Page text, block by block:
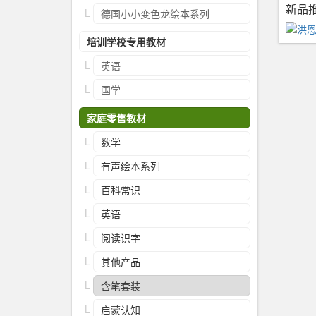
新品
德国小小变色龙绘本系列
培训学校专用教材
英语
国学
家庭零售教材
数学
有声绘本系列
百科常识
英语
阅读识字
其他产品
含笔套装
启蒙认知